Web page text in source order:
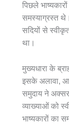
पिछले
समस्याग्रस्त
सदियों से
था।
मुख्यधारा के
इसके अलावा,
समुदाय ने अक्सर
व्याख्याओं को
भाष्यकारों का